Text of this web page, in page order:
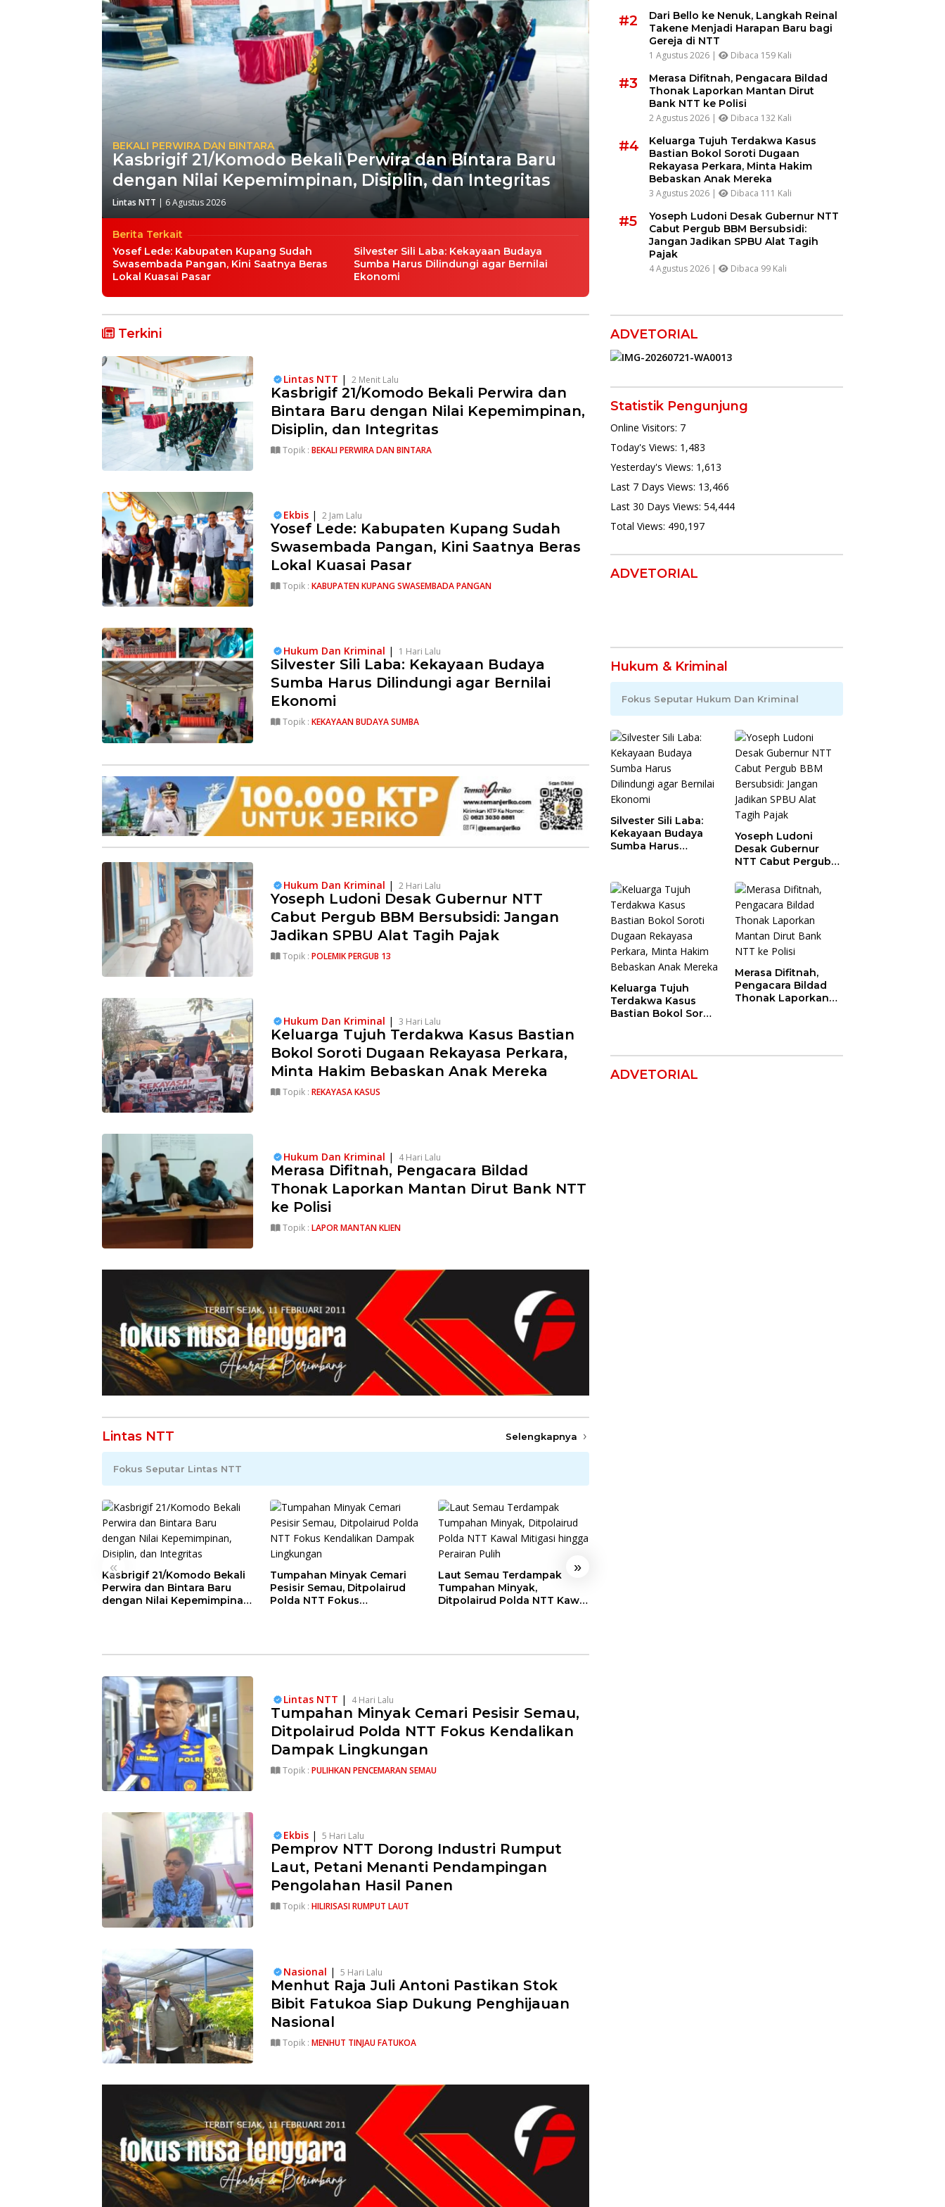
BEKALI PERWIRA DAN BINTARA
Kasbrigif 21/Komodo Bekali Perwira dan Bintara Baru
dengan Nilai Kepemimpinan, Disiplin, dan Integritas
Lintas NTT | 6 Agustus 2026
Berita Terkait
Yosef Lede: Kabupaten Kupang Sudah
Swasembada Pangan, Kini Saatnya Beras
Lokal Kuasai Pasar
Silvester Sili Laba: Kekayaan Budaya
Sumba Harus Dilindungi agar Bernilai
Ekonomi
Fokus
Tenggara
Terkini
Lintas NTT | 2 Menit Lalu
Kasbrigif 21/Komodo Bekali Perwira dan
Bintara Baru dengan Nilai Kepemimpinan,
Disiplin, dan Integritas
Topik : BEKALI PERWIRA DAN BINTARA
Ekbis| 2 Jam Lalu
Yosef Lede: Kabupaten Kupang Sudah
Swasembada Pangan, Kini Saatnya Beras
Lokal Kuasai Pasar
Topik : KABUPATEN KUPANG SWASEMBADA PANGAN
Hukum Dan Kriminal | 1 Hari Lalu
Silvester Sili Laba: Kekayaan Budaya
Sumba Harus Dilindungi agar Bernilai
Ekonomi
Topik : KEKAYAAN BUDAYA SUMBA
Hukum Dan Kriminal | 2 Hari Lalu
Yoseph Ludoni Desak Gubernur NTT
Cabut Pergub BBM Bersubsidi: Jangan
Jadikan SPBU Alat Tagih Pajak
Topik : POLEMIK PERGUB 13
Hukum Dan Kriminal | 3 Hari Lalu
Keluarga Tujuh Terdakwa Kasus Bastian
Bokol Soroti Dugaan Rekayasa Perkara,
Minta Hakim Bebaskan Anak Mereka
Topik : REKAYASA KASUS
Hukum Dan Kriminal | 4 Hari Lalu
Merasa Difitnah, Pengacara Bildad
Thonak Laporkan Mantan Dirut Bank NTT
ke Polisi
Topik : LAPOR MANTAN KLIEN
Lintas NTT Selengkapnya
Fokus Seputar Lintas NTT
« »
Kasbrigif 21/Komodo Bekali
Perwira dan Bintara Baru
dengan Nilai Kepemimpinan,
Tumpahan Minyak Cemari
Pesisir Semau, Ditpolairud
Polda NTT Fokus
Laut Semau Terdampak
Tumpahan Minyak,
Ditpolairud Polda NTT Kawal
Lintas NTT | 4 Hari Lalu
Tumpahan Minyak Cemari Pesisir Semau,
Ditpolairud Polda NTT Fokus Kendalikan
Dampak Lingkungan
Topik : PULIHKAN PENCEMARAN SEMAU
Ekbis| 5 Hari Lalu
Pemprov NTT Dorong Industri Rumput
Laut, Petani Menanti Pendampingan
Pengolahan Hasil Panen
Topik : HILIRISASI RUMPUT LAUT
Nasional | 5 Hari Lalu
Menhut Raja Juli Antoni Pastikan Stok
Bibit Fatukoa Siap Dukung Penghijauan
Nasional
Topik : MENHUT TINJAU FATUKOA
#2
Dari Bello ke Nenuk, Langkah Reinal
Takene Menjadi Harapan Baru bagi
Gereja di NTT
1 Agustus 2026 | Dibaca 159 Kali
#3
Merasa Difitnah, Pengacara Bildad
Thonak Laporkan Mantan Dirut
Bank NTT ke Polisi
2 Agustus 2026 | Dibaca 132 Kali
#4
Keluarga Tujuh Terdakwa Kasus
Bastian Bokol Soroti Dugaan
Rekayasa Perkara, Minta Hakim
Bebaskan Anak Mereka
3 Agustus 2026 | Dibaca 111 Kali
#5
Yoseph Ludoni Desak Gubernur NTT
Cabut Pergub BBM Bersubsidi:
Jangan Jadikan SPBU Alat Tagih
Pajak
4 Agustus 2026 | Dibaca 99 Kali
ADVETORIAL
Statistik Pengunjung
Online Visitors: 7
Today's Views: 1,483
Yesterday's Views: 1,613
Last 7 Days Views: 13,466
Last 30 Days Views: 54,444
Total Views: 490,197
ADVETORIAL
Hukum & Kriminal
Fokus Seputar Hukum Dan Kriminal
Silvester Sili Laba:
Kekayaan Budaya
Sumba Harus
Yoseph Ludoni
Desak Gubernur
NTT Cabut Pergub
Jangan Jadikan
SPBU Alat Tagih
Pajak
Keluarga Tujuh
Terdakwa Kasus
Bastian Bokol Soroti
Merasa Difitnah,
Pengacara Bildad
Thonak Laporkan
ADVETORIAL